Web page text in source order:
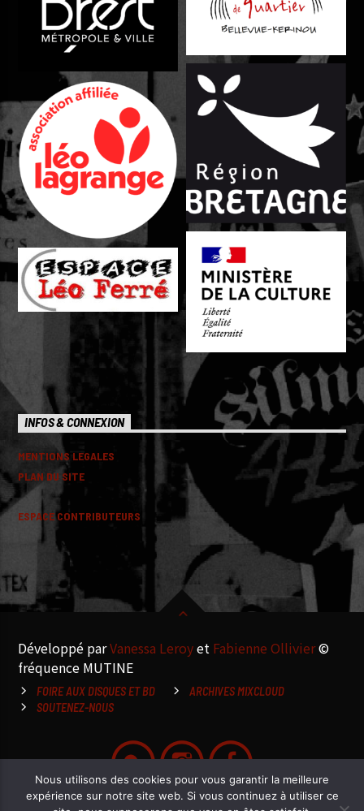
INFOS & CONNEXION
MENTIONS LEGALES
PLAN DU SITE
ESPACE CONTRIBUTEURS
Développé parVanessa Leroyet Fabienne Ollivier©
fréquence MUTINE
FOIRE AUX DISQUES ET BD
ARCHIVES MIXCLOUD
SOUTENEZ-NOUS
Nous utilisons des cookies pour vous garantir la meilleure
expérience sur notre site web. Si vous continuez à utiliser ce